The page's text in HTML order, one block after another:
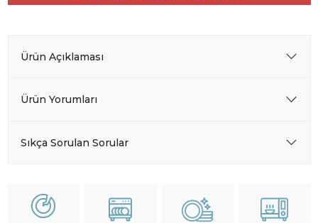
Ürün Açıklaması
Ürün Yorumları
Sıkça Sorulan Sorular